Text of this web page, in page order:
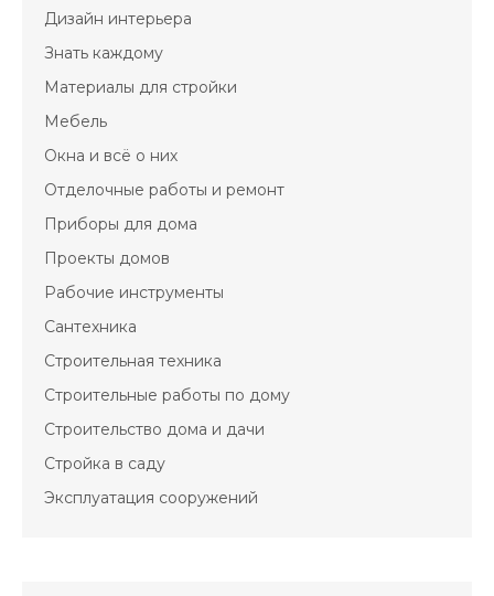
Дизайн интерьера
Знать каждому
Материалы для стройки
Мебель
Окна и всё о них
Отделочные работы и ремонт
Приборы для дома
Проекты домов
Рабочие инструменты
Сантехника
Строительная техника
Строительные работы по дому
Строительство дома и дачи
Стройка в саду
Эксплуатация сооружений